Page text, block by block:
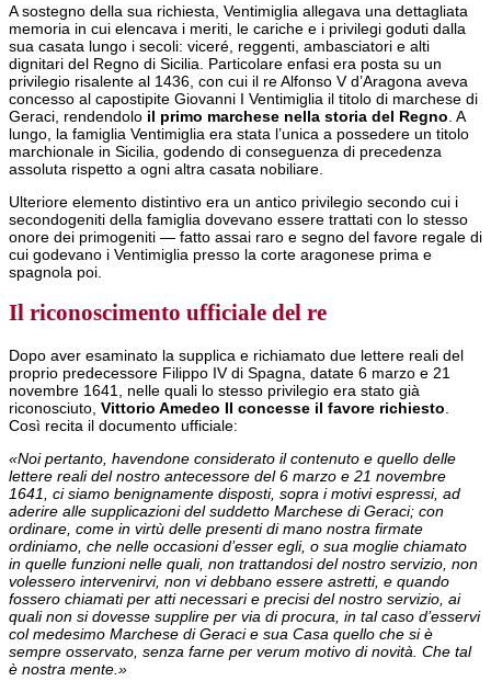
A sostegno della sua richiesta, Ventimiglia allegava una dettagliata
memoria in cui elencava i meriti, le cariche e i privilegi goduti dalla
sua casata lungo i secoli: viceré, reggenti, ambasciatori e alti
dignitari del Regno di Sicilia. Particolare enfasi era posta su un
privilegio risalente al 1436, con cui il re Alfonso V d’Aragona aveva
concesso al capostipite Giovanni I Ventimiglia il titolo di marchese di
Geraci, rendendolo il primo marchese nella storia del Regno . A
lungo, la famiglia Ventimiglia era stata l’unica a possedere un titolo
marchionale in Sicilia, godendo di conseguenza di precedenza
assoluta rispetto a ogni altra casata nobiliare.
Ulteriore elemento distintivo era un antico privilegio secondo cui i
secondogeniti della famiglia dovevano essere trattati con lo stesso
onore dei primogeniti — fatto assai raro e segno del favore regale di
cui godevano i Ventimiglia presso la corte aragonese prima e
spagnola poi.
Il riconoscimento ufficiale del re
Dopo aver esaminato la supplica e richiamato due lettere reali del
proprio predecessore Filippo IV di Spagna, datate 6 marzo e 21
novembre 1641, nelle quali lo stesso privilegio era stato già
riconosciuto, Vittorio Amedeo II concesse il favore richiesto
Così recita il documento ufficiale:
«Noi pertanto, havendone considerato il contenuto e quello delle
lettere reali del nostro antecessore del 6 marzo e 21 novembre
1641, ci siamo benignamente disposti, sopra i motivi espressi, ad
aderire alle supplicazioni del suddetto Marchese di Geraci; con
ordinare, come in virtù delle presenti di mano nostra firmate
ordiniamo, che nelle occasioni d’esser egli, o sua moglie chiamato
in quelle funzioni nelle quali, non trattandosi del nostro servizio, non
volessero intervenirvi, non vi debbano essere astretti, e quando
fossero chiamati per atti necessari e precisi del nostro servizio, ai
quali non si dovesse supplire per via di procura, in tal caso d’esservi
col medesimo Marchese di Geraci e sua Casa quello che si è
sempre osservato, senza farne per verum motivo di novità. Che tal
è nostra mente.»